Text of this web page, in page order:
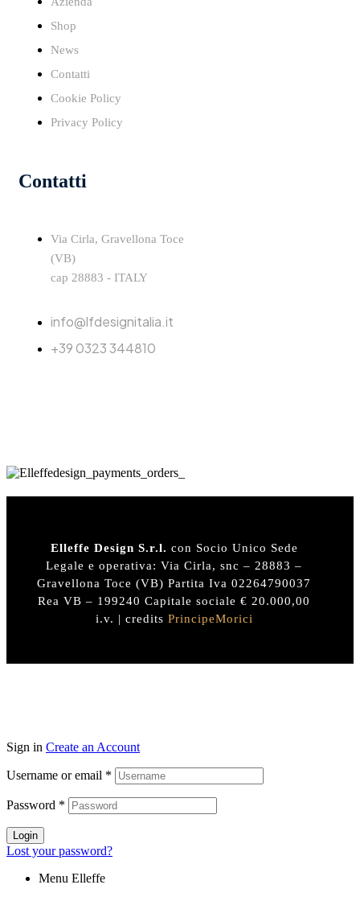
Shop
News
Contatti
Cookie Policy
Privacy Policy
Contatti
Via Cirla, Gravellona Toce
(VB)
cap 28883 - ITALY
info@lfdesignitalia.it
+39 0323 344810
Elleffe Design S.r.l. con Socio Unico Sede
Legale e operativa: Via Cirla, snc – 28883 –
Gravellona Toce (VB) Partita Iva 02264790037
Rea VB – 199240 Capitale sociale € 20.000,00
i.v. | credits PrincipeMorici
Sign in Create an Account
Username or email *
Password *
Login
Lost your password?
Menu Elleffe